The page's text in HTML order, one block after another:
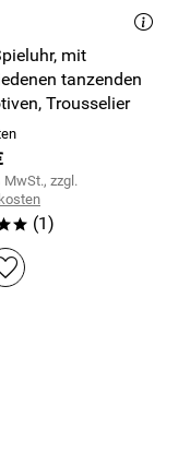
mit
tanzenden
Trousselier
MwSt., zzgl.
(1)